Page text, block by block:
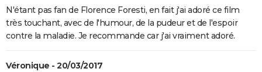
N'étant pas fan de Florence Foresti, en fait j'ai adoré ce film
très touchant, avec de l'humour, de la pudeur et de l'espoir
contre la maladie. Je recommande car j'ai vraiment adoré.
Véronique - 20/03/2017